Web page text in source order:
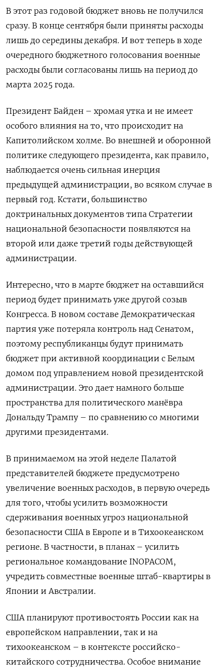
В этот раз годовой бюджет вновь не получился
сразу. В конце сентября были приняты расходы
лишь до середины декабря. И вот теперь в ходе
очередного бюджетного голосования военные
расходы были согласованы лишь на период до
марта 2025 года.
Президент Байден – хромая утка и не имеет
особого влияния на то, что происходит на
Капитолийском холме. Во внешней и оборонной
политике следующего президента, как правило,
наблюдается очень сильная инерция
предыдущей администрации, во всяком случае в
первый год. Кстати, большинство
доктринальных документов типа Стратегии
национальной безопасности появляются на
второй или даже третий годы действующей
администрации.
Интересно, что в марте бюджет на оставшийся
период будет принимать уже другой созыв
Конгресса. В новом составе Демократическая
партия уже потеряла контроль над Сенатом,
поэтому республиканцы будут принимать
бюджет при активной координации с Белым
домом под управлением новой президентской
администрации. Это дает намного больше
пространства для политического манёвра
Дональду Трампу – по сравнению со многими
другими президентами.
В принимаемом на этой неделе Палатой
представителей бюджете предусмотрено
увеличение военных расходов, в первую очередь
для того, чтобы усилить возможности
сдерживания военных угроз национальной
безопасности США в Европе и в Тихоокеанском
регионе. В частности, в планах – усилить
региональное командование INOPACOM,
учредить совместные военные штаб-квартиры в
Японии и Австралии.
США планируют противостоять России как на
европейском направлении, так и на
тихоокеанском – в контексте российско-
китайского сотрудничества. Особое внимание